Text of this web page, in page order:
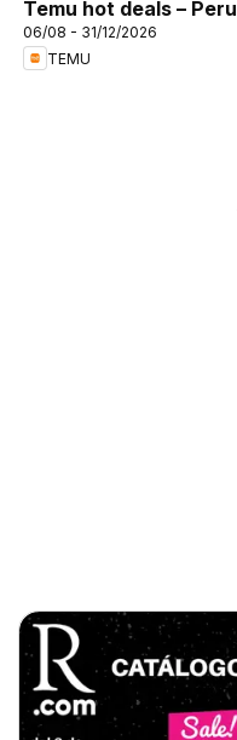
Temu hot deals – Peru
06/08 - 31/12/2026
TEMU